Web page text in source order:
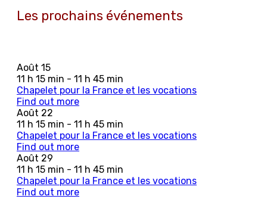
Les prochains événements
Août 15
11 h 15 min - 11 h 45 min
Chapelet pour la France et les vocations
Find out more
Août 22
11 h 15 min - 11 h 45 min
Chapelet pour la France et les vocations
Find out more
Août 29
11 h 15 min - 11 h 45 min
Chapelet pour la France et les vocations
Find out more